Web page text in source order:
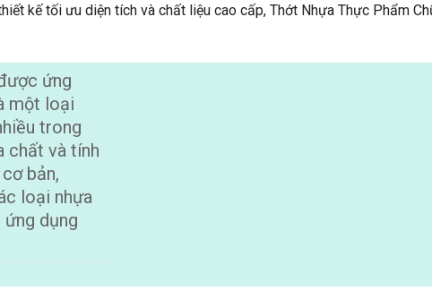
kế tối ưu diện tích và chất liệu cao cấp, Thớt Nhựa Thực Phẩm
ứng
một loại
trong
chất và tính
bản,
loại nhựa
dụng